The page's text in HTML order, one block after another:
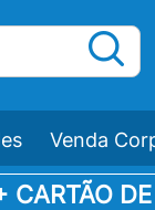
Venda
CARTÃO